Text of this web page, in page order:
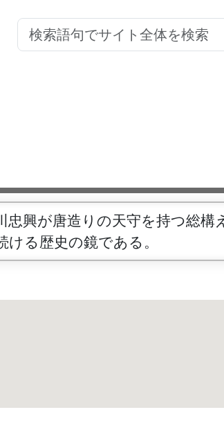
興が唐造りの天守を持つ総構
る歴史の鏡である。